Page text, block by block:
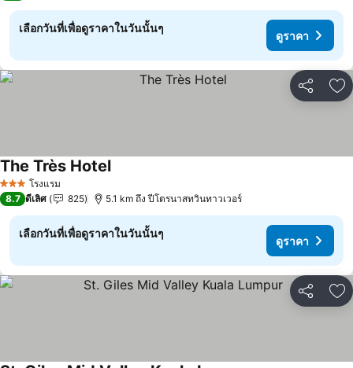
เลือกวันที่เพื่อดูราคาในวันนั้นๆ
ดูราคา
แชร์ เ
3 ดาว โรงแรม
The Très Hotelดูราคา
8.7 ดีเลิศ 825 5.1 km ถึง ปีโตรนาสทวินทาวเวอร์
เลือกวันที่เพื่อดูราคาในวันนั้นๆ
ดูราคา
แชร์ เ